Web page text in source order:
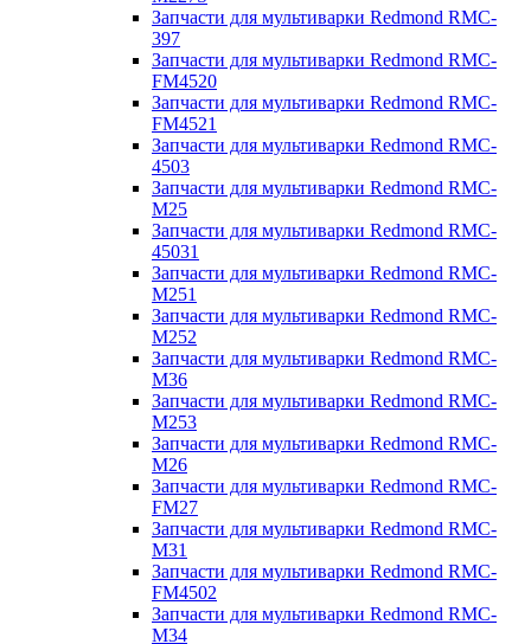
Запчасти для мультиварки Redmond RMC-
397
Запчасти для мультиварки Redmond RMC-
FM4520
Запчасти для мультиварки Redmond RMC-
FM4521
Запчасти для мультиварки Redmond RMC-
4503
Запчасти для мультиварки Redmond RMC-
M25
Запчасти для мультиварки Redmond RMC-
45031
Запчасти для мультиварки Redmond RMC-
M251
Запчасти для мультиварки Redmond RMC-
M252
Запчасти для мультиварки Redmond RMC-
M36
Запчасти для мультиварки Redmond RMC-
M253
Запчасти для мультиварки Redmond RMC-
M26
Запчасти для мультиварки Redmond RMC-
FM27
Запчасти для мультиварки Redmond RMC-
M31
Запчасти для мультиварки Redmond RMC-
FM4502
Запчасти для мультиварки Redmond RMC-
M34